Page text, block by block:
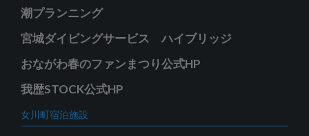
潮プランニング
宮城ダイビングサービス ハイブリッジ
おながわ春のファンまつり公式HP
我歴STOCK公式HP
女川町宿泊施設